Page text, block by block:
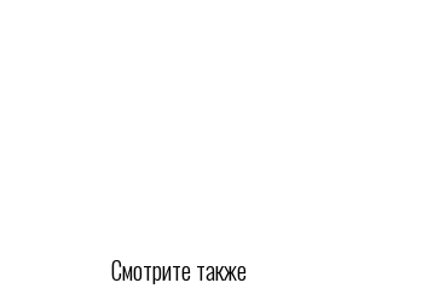
Смотрите также